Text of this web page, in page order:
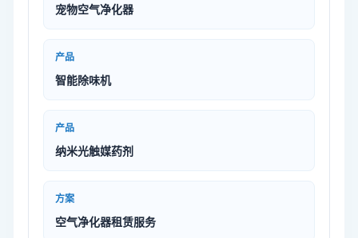
宠物空气净化器
产品
智能除味机
产品
纳米光触媒药剂
方案
空气净化器租赁服务